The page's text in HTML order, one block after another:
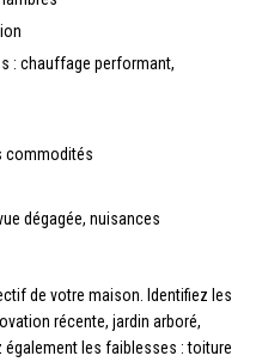
: chauffage performant,
commodités
dégagée, nuisances
de votre maison. Identifiez les
récente, jardin arboré,
les faiblesses : toiture